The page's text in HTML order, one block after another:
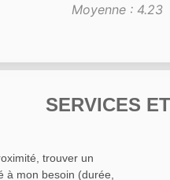
Moyenne : 4.23
SERVICES
trouver un
à mon besoin (durée,